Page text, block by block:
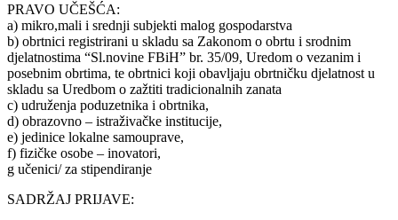
PRAVO UČEŠĆA:
a) mikro,mali i srednji subjekti malog gospodarstva
b) obrtnici registrirani u skladu sa Zakonom o obrtu i srodnim
djelatnostima “Sl.novine FBiH” br. 35/09, Uredom o vezanim i
posebnim obrtima, te obrtnici koji obavljaju obrtničku djelatnost u
skladu sa Uredbom o zažtiti tradicionalnih zanata
c) udruženja poduzetnika i obrtnika,
d) obrazovno – istraživačke institucije,
e) jedinice lokalne samouprave,
f) fizičke osobe – inovatori,
g učenici/ za stipendiranje
SADRŽAJ PRIJAVE: